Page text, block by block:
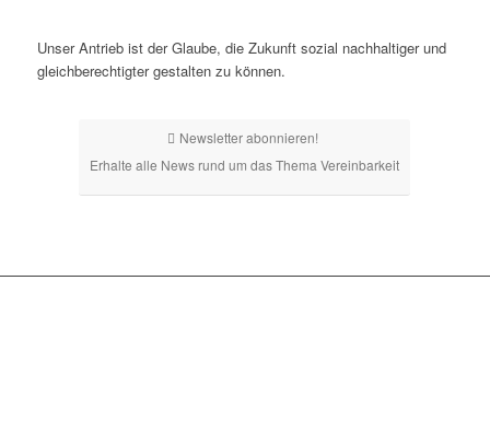
Unser Antrieb ist der Glaube, die Zukunft sozial nachhaltiger und
gleichberechtigter gestalten zu können.
Newsletter abonnieren!
Erhalte alle News rund um das Thema Vereinbarkeit